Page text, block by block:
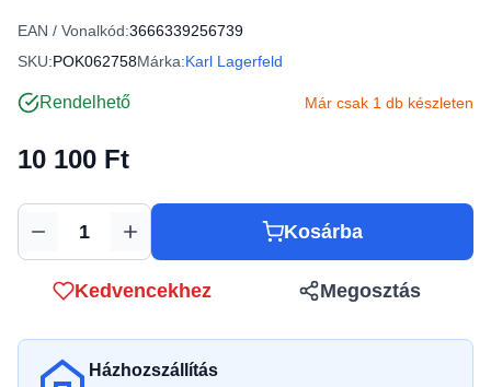
EAN / Vonalkód:3666339256739
SKU:POK062758Márka:Karl Lagerfeld
Rendelhető Már csak 1 db készleten
10 100 Ft
Mennyiség Kosárba
Kedvencekhez Megosztás
Házhozszállítás